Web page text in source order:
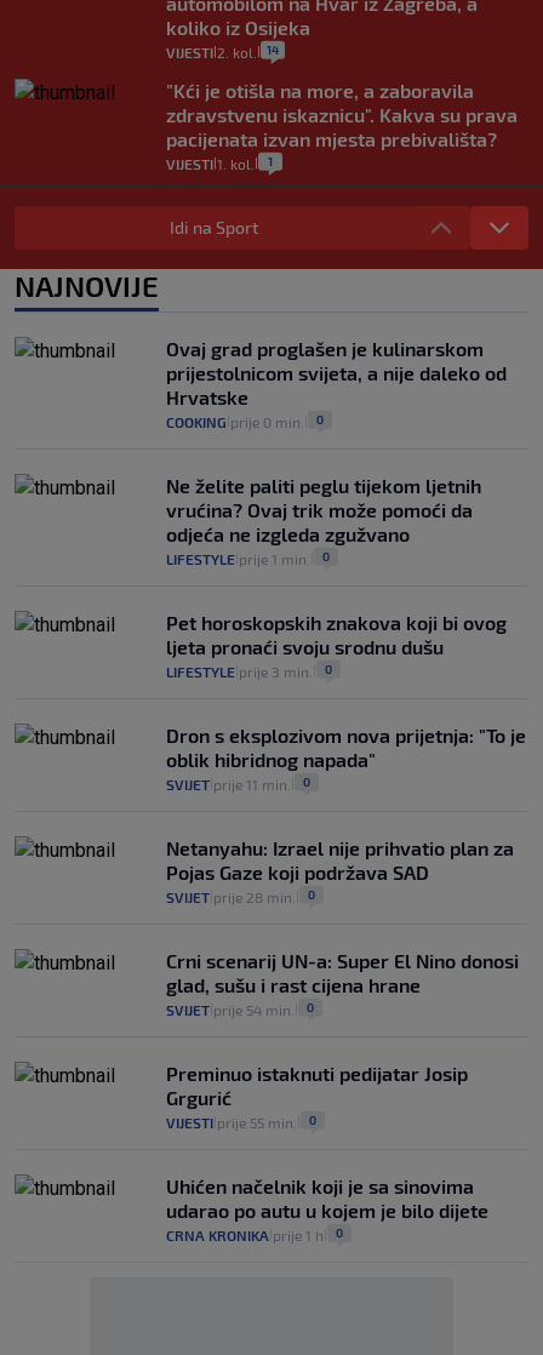
koliko iz Osijeka
VIJESTI 2. kol. 14
"Kći je otišla na more, a zaboravila
zdravstvenu iskaznicu". Kakva su prava
pacijenata izvan mjesta prebivališta?
VIJESTI 1. kol. 1
Provjerili smo "što ćemo onda" ako
Plenković na 15 dana ukine mjere: "Ne bi
se dogodilo ništa. Vlada se zaljubila u te
intervencije"
Analitičar o Mostu: Oni su u yin-yang
poziciji i imaju drugog najpoznatijeg
bravara u povijesti Hrvatske
Idi na Sport
NAJNOVIJE
Ovaj grad proglašen je kulinarskom
prijestolnicom svijeta, a nije daleko od
Hrvatske
COOKING prije 0 min. 0
Ne želite paliti peglu tijekom ljetnih
vrućina? Ovaj trik može pomoći da
odjeća ne izgleda zgužvano
LIFESTYLE prije 1 min. 0
Pet horoskopskih znakova koji bi ovog
ljeta pronaći svoju srodnu dušu
LIFESTYLE prije 3 min. 0
Dron s eksplozivom nova prijetnja: "To je
oblik hibridnog napada"
SVIJET prije 11 min. 0
Netanyahu: Izrael nije prihvatio plan za
Pojas Gaze koji podržava SAD
SVIJET prije 28 min. 0
Crni scenarij UN-a: Super El Nino donosi
glad, sušu i rast cijena hrane
SVIJET prije 54 min. 0
Preminuo istaknuti pedijatar Josip
Grgurić
VIJESTI prije 55 min. 0
Uhićen načelnik koji je sa sinovima
udarao po autu u kojem je bilo dijete
CRNA KRONIKA prije 1 h 0